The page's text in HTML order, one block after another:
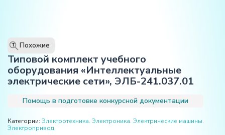
T Похожие
Типовой комплект учебного
оборудования «Интеллектуальные
электрические сети», ЭЛБ-241.037.01
Помощь в подготовке конкурсной документации
Категории: Электротехника. Электроника. Электрические машины.
Электропривод.